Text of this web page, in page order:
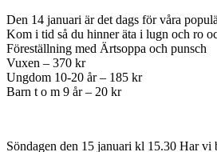
Den 14 januari är det dags för våra
Kom i tid så du hinner äta i lugn och ro
Föreställning med Ärtsoppa och punsch
Vuxen – 370 kr
Ungdom 10-20 år – 185 kr
Barn t o m 9 år – 20 kr
Söndagen den 15 januari kl 15.30 Har